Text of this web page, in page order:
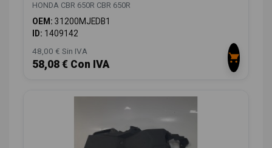
HONDA CBR 650R CBR 650R
OEM: 31200MJEDB1
ID: 1409142
48,00 € Sin IVA
58,08 € Con IVA